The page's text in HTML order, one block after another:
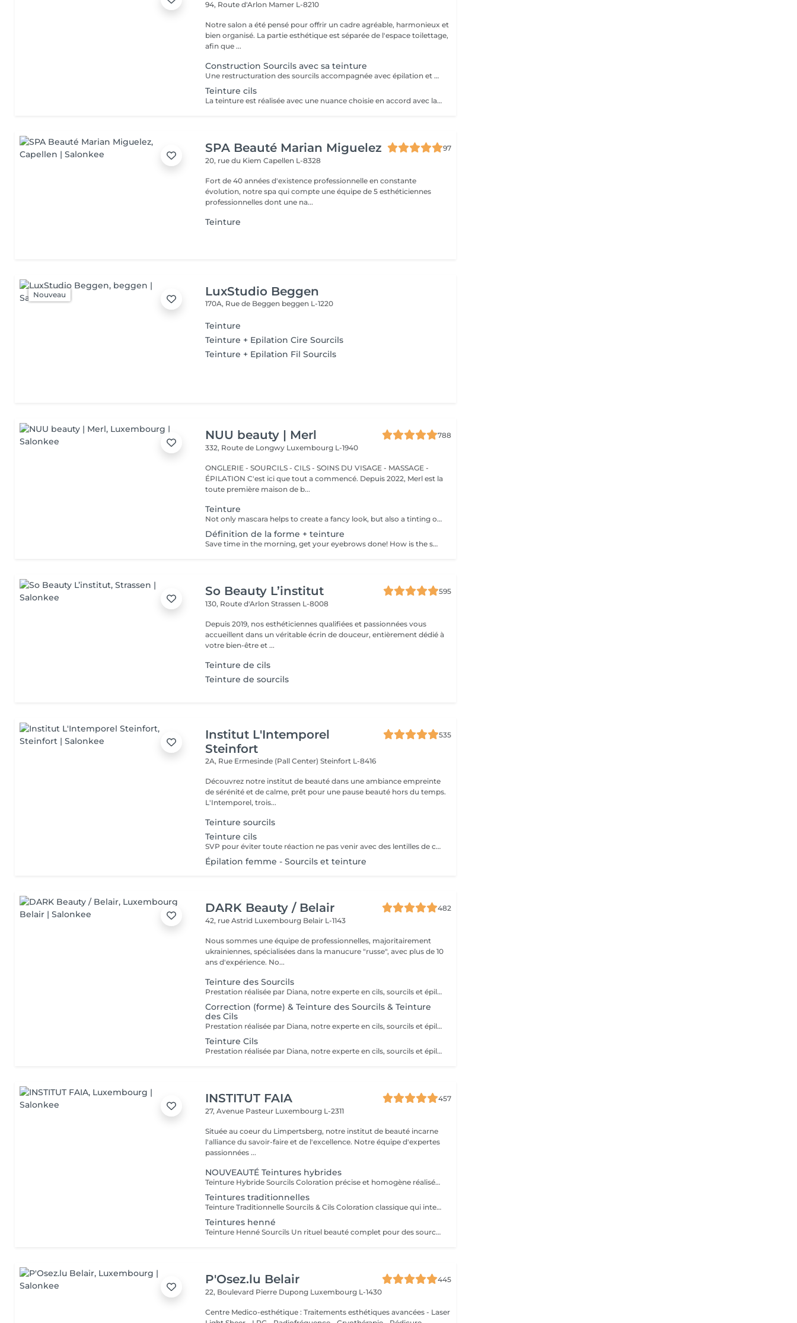
94, Route d'Arlon Mamer L-8210
Notre salon a été pensé pour offrir un cadre agréable, harmonieux et
bien organisé. La partie esthétique est séparée de l'espace toilettage,
afin que ...
Construction Sourcils avec sa teinture
Une restructuration des sourcils accompagnée avec épilation et d'une teinture, pour intensifier et sublimer leur couleur naturelle.
Teinture cils
La teinture est réalisée avec une nuance choisie en accord avec la cliente, afin d'obtenir un regard plus intense et naturel. Le résultat dure environ 4 à 5 semaines.
SPA Beauté Marian Miguelez
97
20, rue du KiemCapellen L-8328
Fort de 40 années d'existence professionnelle en constante
évolution, notre spa qui compte une équipe de 5 esthéticiennes
professionnelles dont une na...
Teinture
Nouveau LuxStudio Beggen
170A, Rue de Beggen beggen L-1220
Teinture
Teinture + Epilation Cire Sourcils
Teinture + Epilation Fil Sourcils
NUU beauty | Merl
788
332, Route de Longwy Luxembourg L-1940
ONGLERIE - SOURCILS - CILS - SOINS DU VISAGE - MASSAGE -
ÉPILATION C'est ici que tout a commencé. Depuis 2022, Merl est la
toute première maison de b...
Teinture
Not only mascara helps to create a fancy look, but also a tinting of your lashes! How is the lashes tinting done? - lashes are washed - eye cream is applied - the tape and patches are applied - tinting - the tape and patches are removed Age restrictions: recommended to do from 14 years. Post procedure recommendations: do not wet eyelashes 24 hours after the procedure. Frequency: once in 2-3 weeks.
Définition de la forme + teinture
Save time in the morning, get your eyebrows done! How is the shape definition + tinting done? - consultation (to discuss perfect form and colour) - preparation (brows are washed and marked) - waxing (excess hair are removed with wax) - tweezing (excess hair are removed with tweezers) - tinting (paint or henna is applied) - excess paint is removed - antiseptic and cream are applied Age restrictions: recommended to do from 14 years. Post procedure recommendations: do not wash brows and do not put on makeup for 12 hours. Frequency: once in 3-4 weeks.
So Beauty L’institut
595
130, Route d'ArlonStrassen L-8008
Depuis 2019, nos esthéticiennes qualifiées et passionnées vous
accueillent dans un véritable écrin de douceur, entièrement dédié à
votre bien-être et ...
Teinture de cils
Teinture de sourcils
Institut L'Intemporel
Steinfort
535
2A, Rue Ermesinde (Pall Center)Steinfort L-8416
Découvrez notre institut de beauté dans une ambiance empreinte
de sérénité et de calme, prêt pour une pause beauté hors du temps.
L'Intemporel, trois...
Teinture sourcils
Teinture cils
SVP pour éviter toute réaction ne pas venir avec des lentilles de contact ou prévoir le nécessaire pour les retirer avant la prestation
Épilation femme - Sourcils et teinture
DARK Beauty / Belair
482
42, rue Astrid Luxembourg Belair L-1143
Nous sommes une équipe de professionnelles, majoritairement
ukrainiennes, spécialisées dans la manucure "russe", avec plus de 10
ans d'expérience. No...
Teinture des Sourcils
Prestation réalisée par Diana, notre experte en cils, sourcils et épilation, avec plus de 10 ans d'expérience, garantissant précision et résultats de haute qualité.
Correction (forme) & Teinture des Sourcils & Teinture
des Cils
Prestation réalisée par Diana, notre experte en cils, sourcils et épilation, avec plus de 10 ans d'expérience, garantissant précision et résultats de haute qualité.
Teinture Cils
Prestation réalisée par Diana, notre experte en cils, sourcils et épilation, avec plus de 10 ans d'expérience, garantissant précision et résultats de haute qualité.
INSTITUT FAIA
457
27, Avenue Pasteur Luxembourg L-2311
Située au coeur du Limpertsberg, notre institut de beauté incarne
l'alliance du savoir-faire et de l'excellence. Notre équipe d'expertes
passionnées ...
NOUVEAUTÉ Teintures hybrides
Teinture Hybride Sourcils Coloration précise et homogène réalisée à l'airbrush qui colore à la fois la peau et le poil pour un effet maquillé longue durée. Avant la pose une restructuration complète est effectuée avec épilation au fil ou à la cire selon l'envie et le besoin de la cliente afin d'obtenir une ligne parfaitement dessinée. Tenue sur la peau jusqu'à 10 jours Tenue sur le poil jusqu'à 6 à 7 semaines Disponible en plusieurs teintes pour s'adapter à chaque carnation. Compatible avec le Browlift pour des sourcils plus denses, structurés et naturellement sublimés.
Teintures traditionnelles
Teinture Traditionnelle Sourcils & Cils Coloration classique qui intensifie la couleur naturelle des poils pour un regard plus profond et structuré. Tenue sur la peau 1 à 2 jours Tenue sur le poil jusqu'à 4 semaines Disponible en plusieurs teintes pour s'adapter à chaque carnation et couleur de poils. Compatible avec le Brow Lift et le Rehaussement de Cils pour un résultat harmonieux et durable. Il est également possible d'ajouter un soin à la kératine qui nourrit et hydrate en profondeur le poil du sourcil et du cil pour un fini plus doux, brillant et renforcé.
Teintures henné
Teinture Henné Sourcils Un rituel beauté complet pour des sourcils parfaitement dessinés et naturellement sublimés. La teinture au henné colore à la fois la peau et le poil offrant un effet maquillé et structuré sans maquillage. Avant la pose une restructuration sur mesure est réalisée, prise précise des points de mesure puis épilation au fil ou à la cire pour redéfinir harmonieusement la ligne du sourcil. Tenue sur la peau jusqu'à 10 jours Tenue sur le poil jusqu'à 5 semaines Disponible en plusieurs teintes adaptées à chaque carnation. Le résultat, des sourcils nets, équilibrés et intensément mis en valeur avec un rendu naturel et soigné.
P'Osez.lu Belair
445
22, Boulevard Pierre Dupong Luxembourg L-1430
Centre Medico-esthétique : Traitements esthétiques avancées - Laser